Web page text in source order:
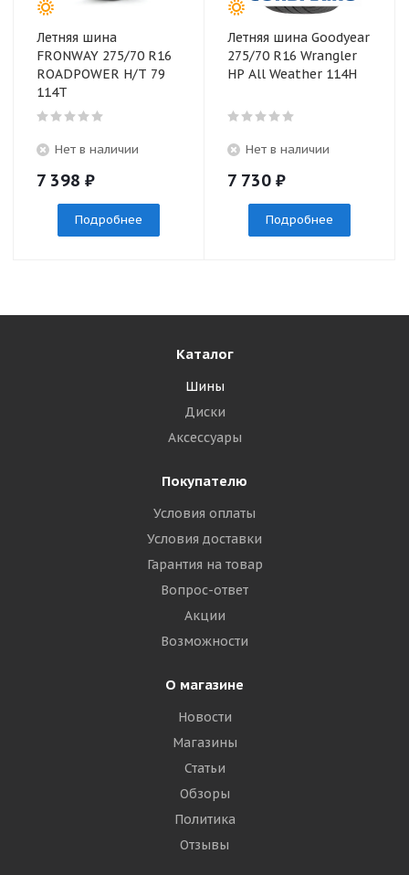
Летняя шина
FRONWAY 275/70 R16
ROADPOWER H/T 79
114T
Нет в наличии
7 398 ₽
Подробнее
Летняя шина Goodyear
275/70 R16 Wrangler
HP All Weather 114H
Нет в наличии
7 730 ₽
Подробнее
Каталог
Шины
Диски
Аксессуары
Покупателю
Условия оплаты
Условия доставки
Гарантия на товар
Вопрос-ответ
Акции
Возможности
О магазине
Новости
Магазины
Статьи
Обзоры
Политика
Отзывы